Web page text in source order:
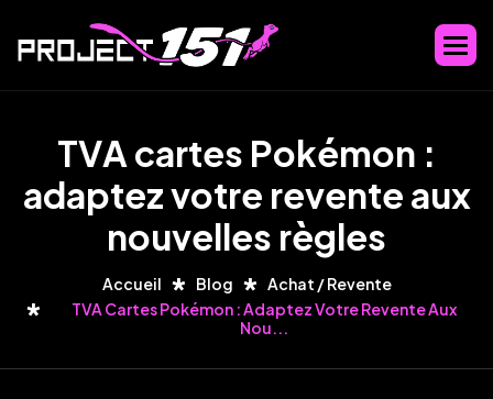
TVA cartes Pokémon :
adaptezvotre revente aux
nouvelles règles
Accueil Blog
Achat / Revente
TVA Cartes Pokémon : Adaptez Votre Revente Aux
Nou...